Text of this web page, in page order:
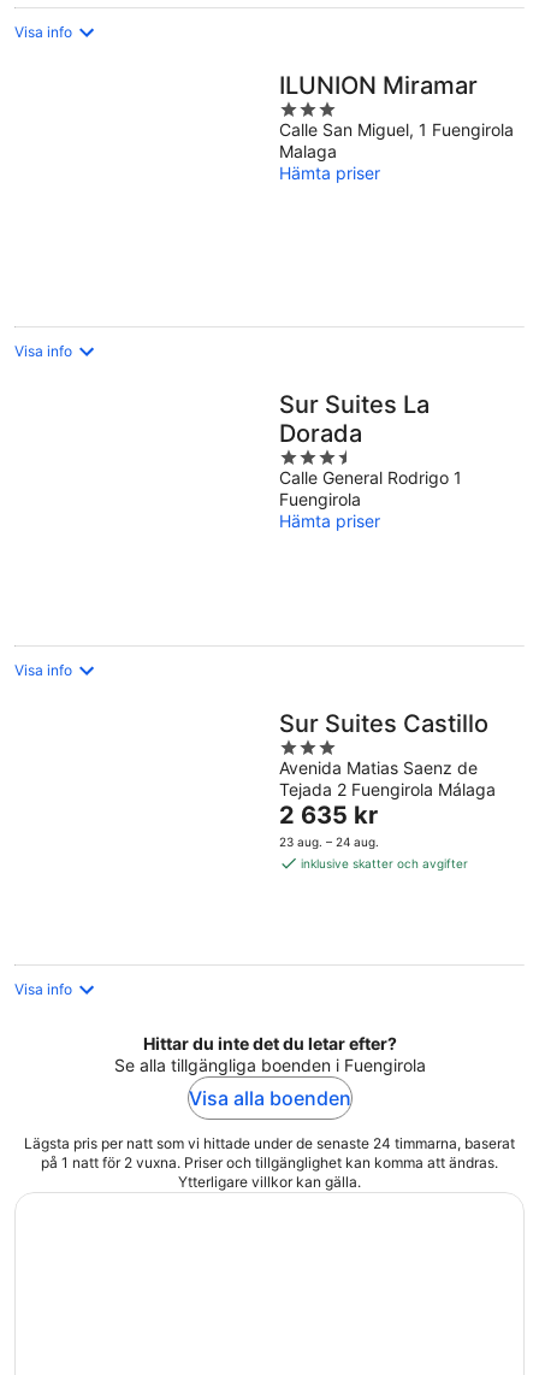
Visa info
ILUNION Miramar
3
out
of
5
Calle San Miguel, 1 Fuengirola
Malaga
Hämta priser
Visa info
Sur Suites La
Dorada
3.5
out
of
5
Calle General Rodrigo 1
Fuengirola
Hämta priser
Visa info
Sur Suites Castillo
3
out
of
5
Avenida Matias Saenz de
Tejada 2 Fuengirola Málaga
Priset
är
2 635 kr
2 635 kr
23 aug. – 24 aug.
inklusive skatter och avgifter
Visa info
Hittar du inte det du letar efter?
Se alla tillgängliga boenden i Fuengirola
Visa alla boenden
Lägsta pris per natt som vi hittade under de senaste 24 timmarna, baserat
på 1 natt för 2 vuxna. Priser och tillgänglighet kan komma att ändras.
Ytterligare villkor kan gälla.